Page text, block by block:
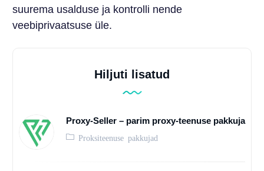
suurema usalduse ja kontrolli nende
veebiprivaatsuse üle.
Hiljuti lisatud
Proxy-Seller – parim proxy-teenuse pakkuja
Proksiteenuse pakkujad